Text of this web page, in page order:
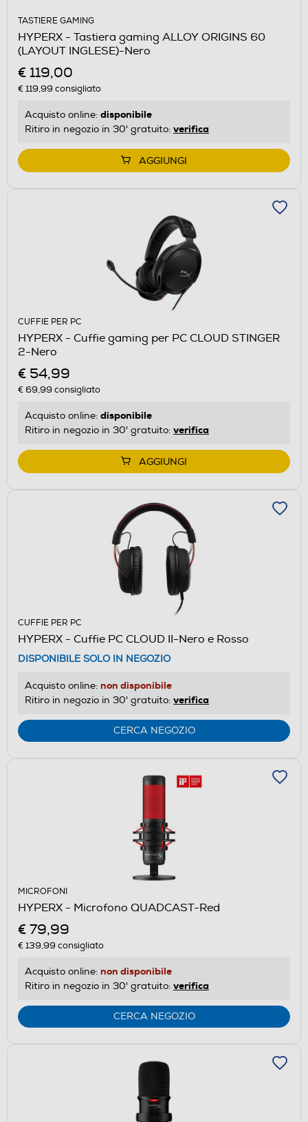
TASTIERE GAMING
HYPERX - Tastiera gaming ALLOY ORIGINS 60
(LAYOUT INGLESE)-Nero
€ 119,00
€ 119,99 consigliato
Acquisto online: disponibile
Ritiro in negozio in 30' gratuito: verifica
AGGIUNGI
CUFFIE PER PC
HYPERX - Cuffie gaming per PC CLOUD STINGER
2-Nero
€ 54,99
€ 69,99 consigliato
Acquisto online: disponibile
Ritiro in negozio in 30' gratuito: verifica
AGGIUNGI
CUFFIE PER PC
HYPERX - Cuffie PC CLOUD II-Nero e Rosso
DISPONIBILE SOLO IN NEGOZIO
Acquisto online: non disponibile
Ritiro in negozio in 30' gratuito: verifica
CERCA NEGOZIO
MICROFONI
HYPERX - Microfono QUADCAST-Red
€ 79,99
€ 139,99 consigliato
Acquisto online: non disponibile
Ritiro in negozio in 30' gratuito: verifica
CERCA NEGOZIO